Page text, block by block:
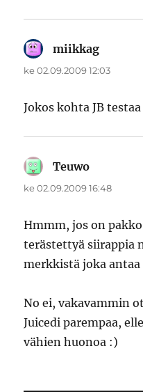
miikkag
ke 02.09.2009 12:03
Jokos kohta JB
Teuwo
ke 02.09.2009 16:48
Hmmm, jos on
terästettyä siirappia
merkkistä joka
No ei, vakavammin
Juicedi parempaa,
vähien huonoa :)